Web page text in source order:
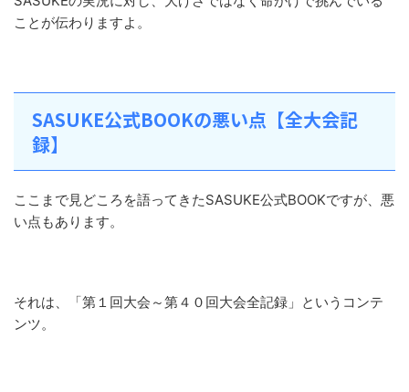
ことが伝わりますよ。
SASUKE公式BOOKの悪い点【全大会記
録】
ここまで見どころを語ってきたSASUKE公式BOOKですが、悪
い点もあります。
それは、「第１回大会～第４０回大会全記録」というコンテ
ンツ。